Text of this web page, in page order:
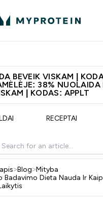
BEVEIK VISKAM |
38% NUOLAIDA
| KODAS: APPLT
RECEPTAI
>Blog>Mityba
Badavimo Dieta Nauda Ir Kaip